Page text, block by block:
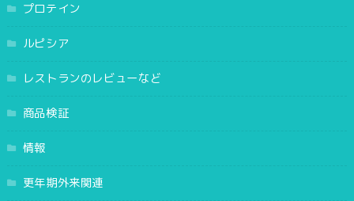
プロテイン
ルピシア
レストランのレビューなど
商品検証
情報
更年期外来関連